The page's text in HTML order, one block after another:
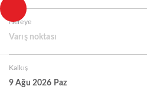
Nereye
Varış noktası
Kalkış
9 Ağu 2026 Paz